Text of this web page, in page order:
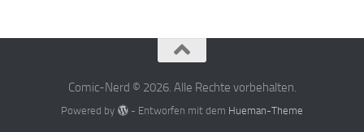
Comic-Nerd © 2026. Alle Rechte vorbehalten.
Powered by - Entworfen mit dem Hueman-Theme